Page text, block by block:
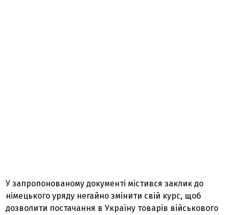
У запропонованому документі містився заклик до
німецького уряду негайно змінити свій курс, щоб
дозволити постачання в Україну товарів військового